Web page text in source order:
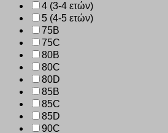
4 (3-4 ετών)
5 (4-5 ετών)
75B
75C
80B
80C
80D
85B
85C
85D
90C